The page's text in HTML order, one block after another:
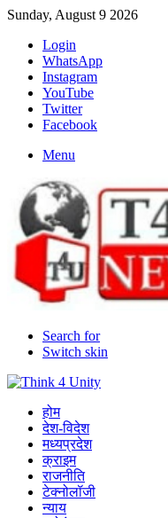
Sunday, August 9 2026
Login
WhatsApp
Instagram
YouTube
Twitter
Facebook
Menu
Search for
Switch skin
होम
देश-विदेश
मध्यप्रदेश
क्राइम
राजनीति
टेक्नोलॉजी
न्याय